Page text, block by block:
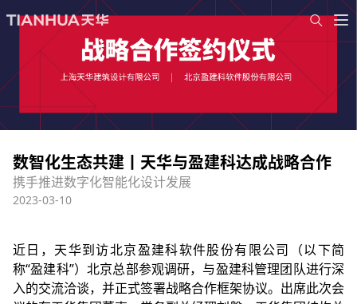
数智化生态共建丨天华与盈建科达成战略合作
携手推进数字化智能化设计发展
2023-03-10
近日，天华到访北京盈建科软件股份有限公司（以下简
称“盈建科”）北京总部参观调研，与盈建科管理团队进行深
入的交流洽谈，并正式签署战略合作框架协议。出席此次会